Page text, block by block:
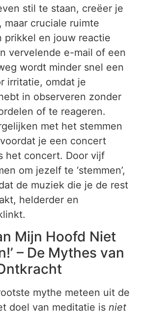
stil te staan, creëer je
maar cruciale ruimte
prikkel en jouw reactie
vervelende e-mail of een
wordt minder snel een
irritatie, omdat je
in observeren zonder
of te reageren.
met het stemmen
je een concert
het concert. Door vijf
om jezelf te ‘stemmen’,
de muziek die je de rest
helderder en
Mijn Hoofd Niet
– De Mythes van
mythe meteen uit de
doel van meditatie is niet